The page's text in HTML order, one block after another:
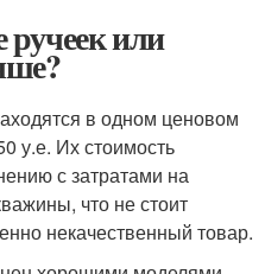
или
в одном ценовом
у.е. Их стоимость
с затратами на
что не стоит
некачественный товар.